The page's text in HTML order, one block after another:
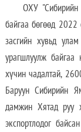
ОХУ "Сибирийн
байгаа бөгөөд
засгийн хувьд
урагшлуулж
хүчин чадалтай,
Баруун Сибирийн
дамжин Хятад руу
экспортлодог